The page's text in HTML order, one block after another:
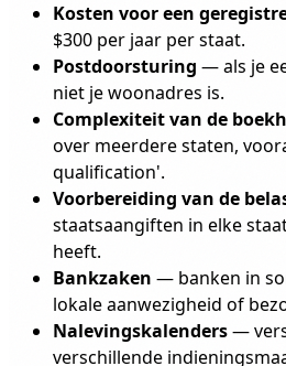
Kosten voor een
$300 per jaar per staat.
Postdoorsturing — als je
niet je woonadres is.
Complexiteit van de
over meerdere staten,
qualification'.
Voorbereiding van de
staatsaangiften in elke
heeft.
Bankzaken — banken in
lokale aanwezigheid of
Nalevingskalenders—
verschillende